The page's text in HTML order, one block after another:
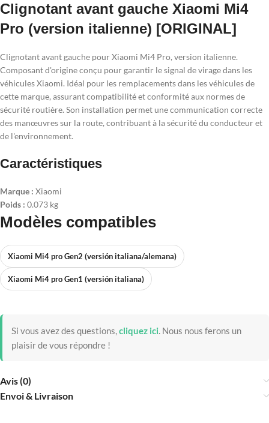
Clignotant avant gauche Xiaomi Mi4
Pro (version italienne) [ORIGINAL]
Clignotant avant gauche pour Xiaomi Mi4 Pro, version italienne.
Composant d'origine conçu pour garantir le signal de virage dans les
véhicules Xiaomi. Idéal pour les remplacements dans les véhicules de
cette marque, assurant compatibilité et conformité aux normes de
sécurité routière. Son installation permet une communication correcte
des manœuvres sur la route, contribuant à la sécurité du conducteur et
de l'environnement.
Caractéristiques
Marque : Xiaomi
Poids : 0.073 kg
Modèles compatibles
Xiaomi Mi4 pro Gen2 (versión italiana/alemana)
Xiaomi Mi4 pro Gen1 (versión italiana)
Si vous avez des questions,cliquez ici. Nous nous ferons un
plaisir de vous répondre !
Avis (0)
Envoi & Livraison